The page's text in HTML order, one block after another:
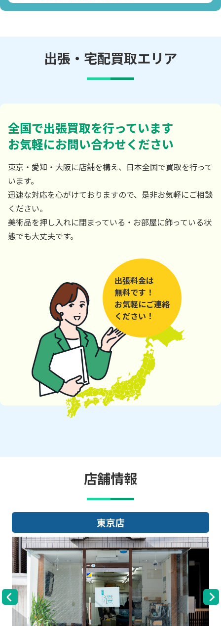
出張・宅配買取エリア
全国で出張買取を行っています
お気軽にお問い合わせください
東京・愛知・大阪に店舗を構え、日本全国で買取を行って
います。
迅速な対応を心がけておりますので、是非お気軽にご相談
ください。
美術品を押し入れに閉まっている・お部屋に飾っている状
態でも大丈夫です。
出張料金は
無料です！
お気軽にご連絡
ください！
店舗情報
東京店